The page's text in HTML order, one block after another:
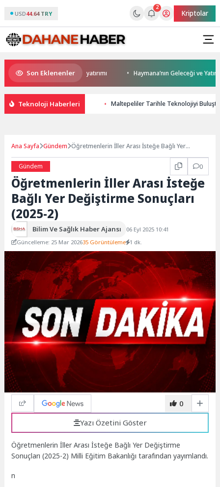
USD44.64 TRY
2
Kriptolar
Son Eklenenler
Darıca’ya modern ulaşım yatırımı Haymana’nın Geleceği ve Yatırım
Teknoloji Haberleri Maltepeliler Tarihle Teknolojiyi
Ana Sayfa Gündem Öğretmenlerin İller Arası İsteğe Bağlı Yer
Gündem
0
Öğretmenlerin İller Arası İsteğe
Bağlı Yer Değiştirme Sonuçları
(2025-2)
Bilim Ve Sağlık Haber Ajansı
06 Eyl 2025 10:41
Güncelleme: 25 Mar 202635 Görüntüleme 1 dk.
0
Yazı Özetini Göster
Öğretmenlerin İller Arası İsteğe Bağlı Yer Değiştirme
Sonuçları (2025-2) Milli Eğitim Bakanlığı tarafından yayımlandı.
n